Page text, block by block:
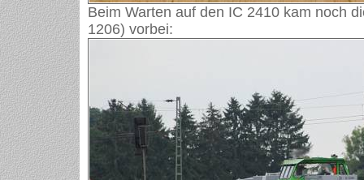
Beim Warten auf den IC 2410 kam noch
1206) vorbei: